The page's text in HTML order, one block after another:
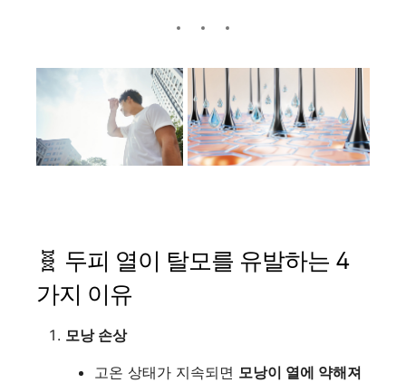
🧬 두피 열이 탈모를 유발하는 4
가지 이유
모낭 손상
고온 상태가 지속되면 모낭이 열에 약해져